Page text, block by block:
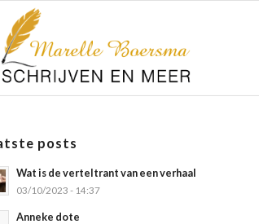
posts
Wat is de verteltrant van een verhaal
03/10/2023 - 14:37
Anneke dote